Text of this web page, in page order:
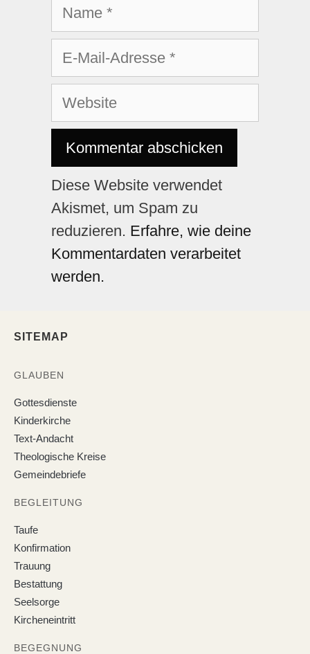
Diese Website verwendet
Akismet, um Spam zu
reduzieren. Erfahre, wie deine
Kommentardaten verarbeitet
werden.
SITEMAP
GLAUBEN
Gottesdienste
Kinderkirche
Text-Andacht
Theologische Kreise
Gemeindebriefe
BEGLEITUNG
Taufe
Konfirmation
Trauung
Bestattung
Seelsorge
Kircheneintritt
BEGEGNUNG